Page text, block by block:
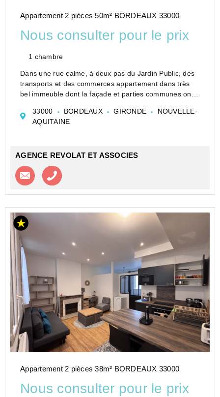
Appartement 2 pièces 50m² BORDEAUX 33000
Nous consulter pour le prix
1 chambre
Dans une rue calme, à deux pas du Jardin Public, des
transports et des commerces appartement dans très
bel immeuble dont la façade et parties communes ont
situe au rez-de-chaussée, sur l'arrière et dispo...
33000 BORDEAUX GIRONDE
NOUVELLE-
AQUITAINE
AGENCE REVOLAT ET ASSOCIES
Contacter l'agence
Appartement 2 pièces 38m² BORDEAUX 33000
Nous consulter pour le prix